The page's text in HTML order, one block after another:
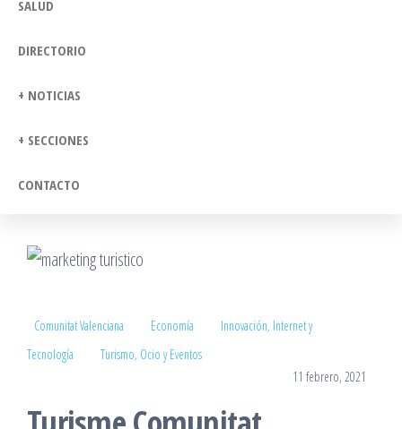
SALUD
DIRECTORIO
+ NOTICIAS
+ SECCIONES
CONTACTO
Comunitat Valenciana Economía
Innovación, Internet y
Tecnología
Turismo, Ocio y Eventos
11 febrero, 2021